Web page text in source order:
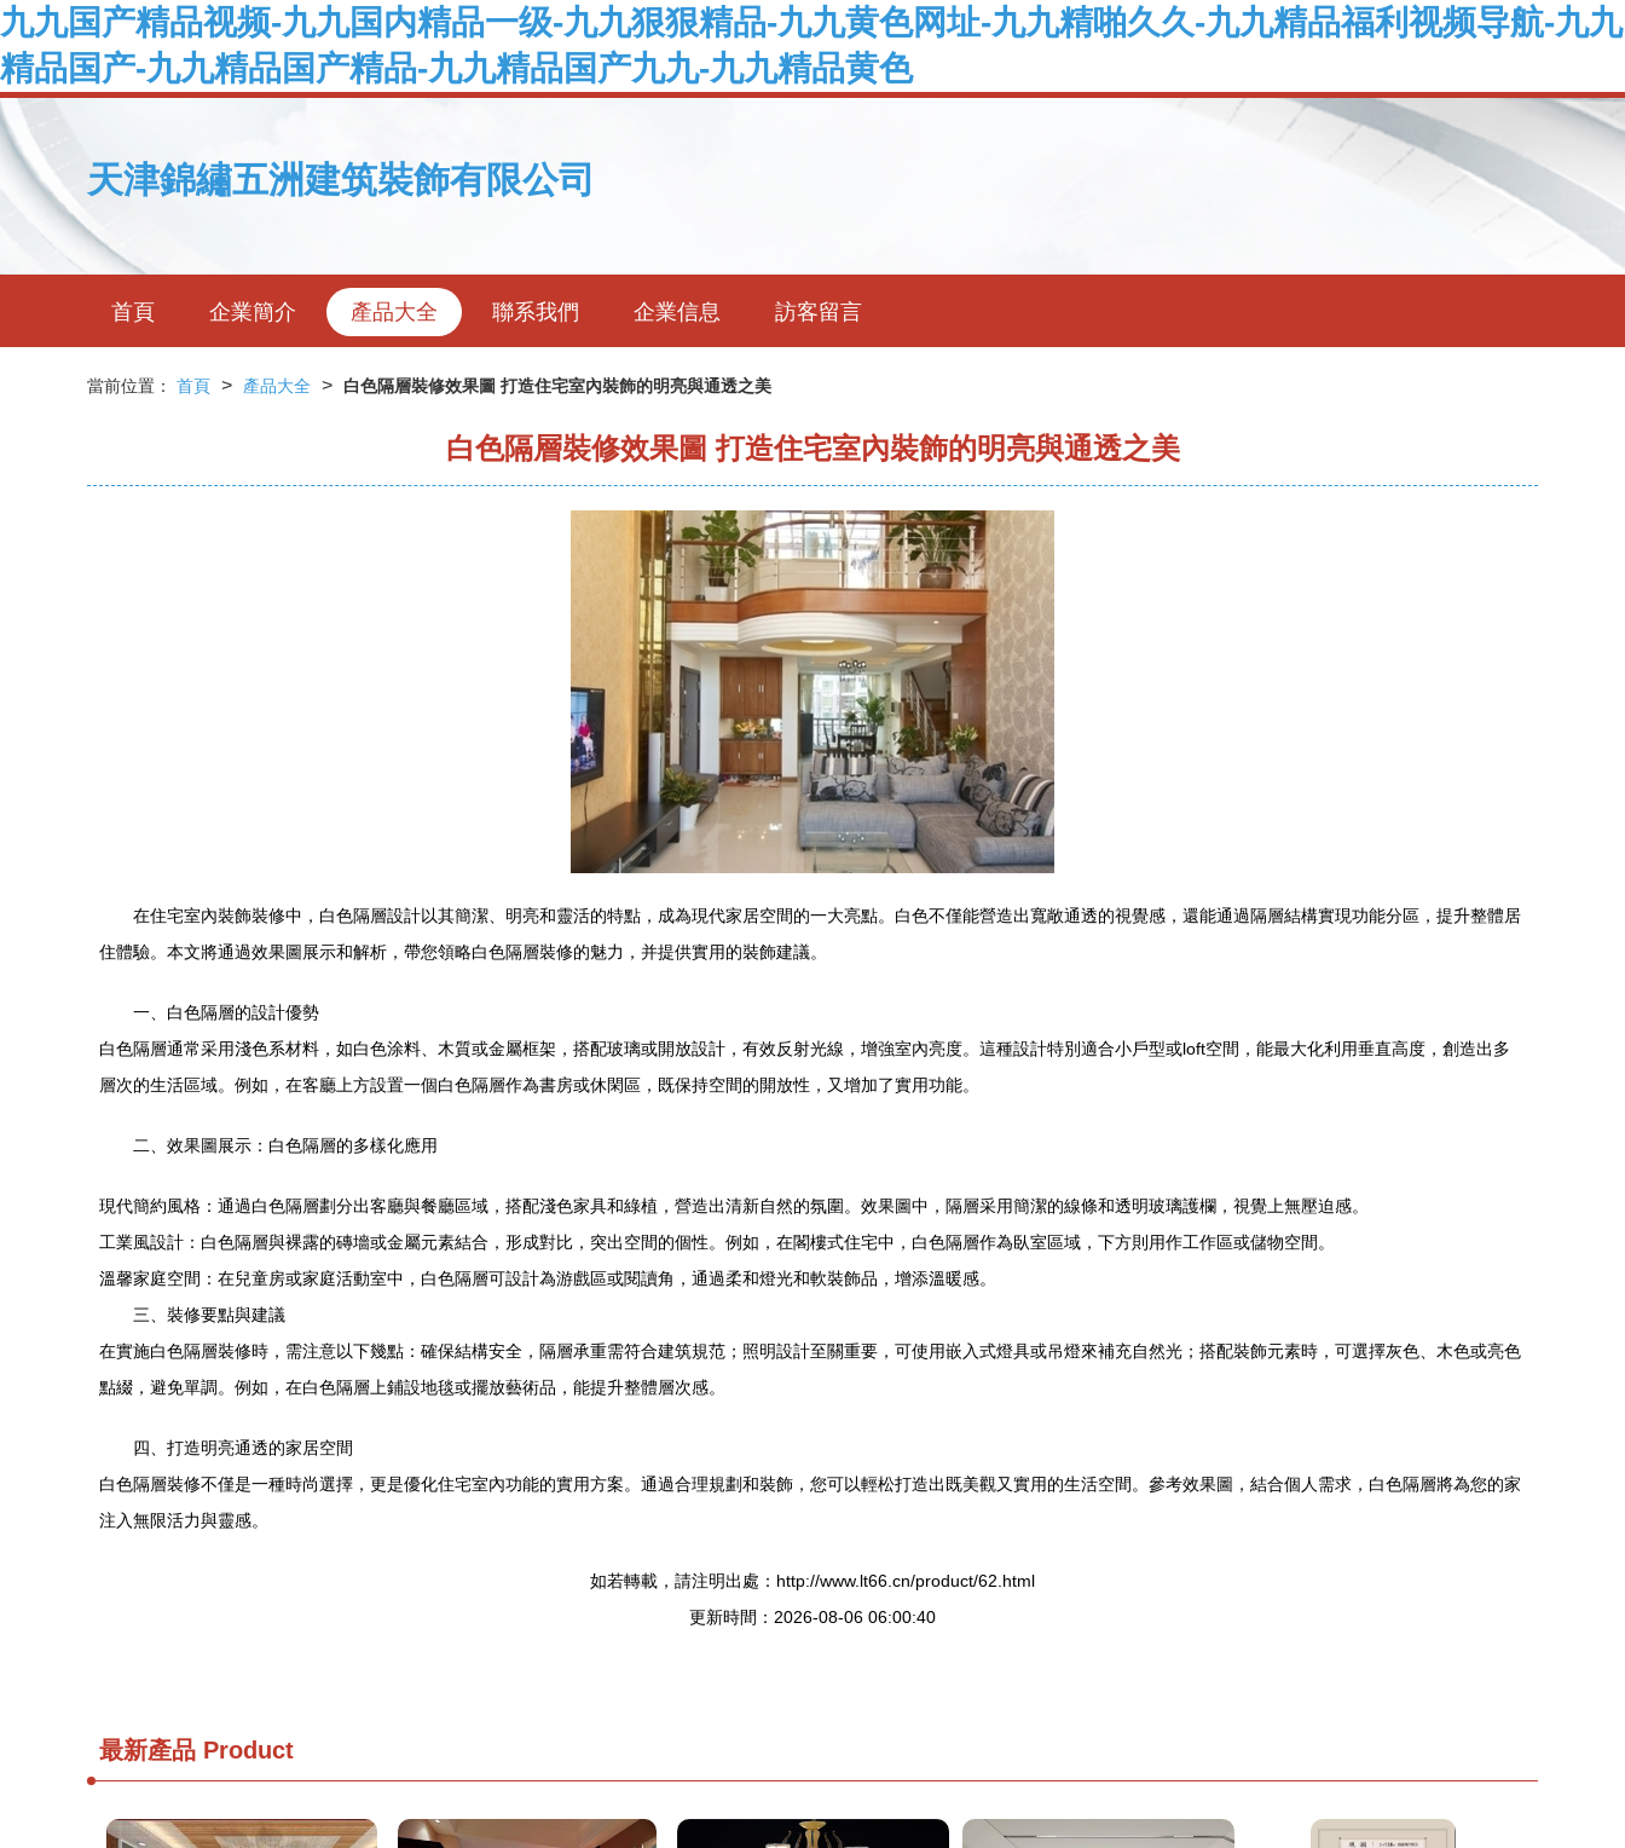
九九国产精品视频-九九国内精品一级-九九狠狠精品-九九黄色网址-九九精啪久久-九九精品福利视频导航-九九
精品国产-九九精品国产精品-九九精品国产九九-九九精品黄色
天津錦繡五洲建筑裝飾有限公司
首頁 企業簡介 產品大全 聯系我們 企業信息 訪客留言
當前位置： 首頁 > 產品大全 > 白色隔層裝修效果圖 打造住宅室內裝飾的明亮與通透之美
白色隔層裝修效果圖 打造住宅室內裝飾的明亮與通透之美
在住宅室內裝飾裝修中，白色隔層設計以其簡潔、明亮和靈活的特點，成為現代家居空間的一大亮點。白色不僅能營造出寬敞通透的視覺感，還能通過隔層結構實現功能分區，提升整體居
住體驗。本文將通過效果圖展示和解析，帶您領略白色隔層裝修的魅力，并提供實用的裝飾建議。
一、白色隔層的設計優勢
白色隔層通常采用淺色系材料，如白色涂料、木質或金屬框架，搭配玻璃或開放設計，有效反射光線，增強室內亮度。這種設計特別適合小戶型或loft空間，能最大化利用垂直高度，創造出多
層次的生活區域。例如，在客廳上方設置一個白色隔層作為書房或休閑區，既保持空間的開放性，又增加了實用功能。
二、效果圖展示：白色隔層的多樣化應用
現代簡約風格：通過白色隔層劃分出客廳與餐廳區域，搭配淺色家具和綠植，營造出清新自然的氛圍。效果圖中，隔層采用簡潔的線條和透明玻璃護欄，視覺上無壓迫感。
工業風設計：白色隔層與裸露的磚墻或金屬元素結合，形成對比，突出空間的個性。例如，在閣樓式住宅中，白色隔層作為臥室區域，下方則用作工作區或儲物空間。
溫馨家庭空間：在兒童房或家庭活動室中，白色隔層可設計為游戲區或閱讀角，通過柔和燈光和軟裝飾品，增添溫暖感。
三、裝修要點與建議
在實施白色隔層裝修時，需注意以下幾點：確保結構安全，隔層承重需符合建筑規范；照明設計至關重要，可使用嵌入式燈具或吊燈來補充自然光；搭配裝飾元素時，可選擇灰色、木色或亮色
點綴，避免單調。例如，在白色隔層上鋪設地毯或擺放藝術品，能提升整體層次感。
四、打造明亮通透的家居空間
白色隔層裝修不僅是一種時尚選擇，更是優化住宅室內功能的實用方案。通過合理規劃和裝飾，您可以輕松打造出既美觀又實用的生活空間。參考效果圖，結合個人需求，白色隔層將為您的家
注入無限活力與靈感。
如若轉載，請注明出處：http://www.lt66.cn/product/62.html
更新時間：2026-08-06 06:00:40
最新產品 Product